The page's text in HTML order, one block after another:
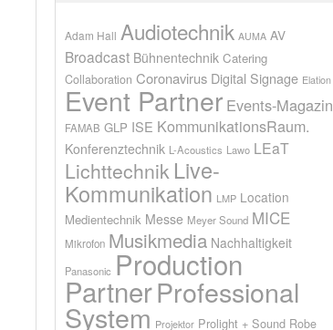
Adam Hall Audiotechnik AUMA AV
Broadcast Bühnentechnik Catering
Collaboration Coronavirus Digital Signage Elation
Event Partner Events-Magazin
FAMAB GLP ISE KommunikationsRaum.
Konferenztechnik L-Acoustics Lawo LEaT
Lichttechnik Live-
Kommunikation LMP Location
Medientechnik Messe Meyer Sound MICE
Mikrofon Musikmedia Nachhaltigkeit
Panasonic Production
PartnerProfessional
System Projektor Prolight + Sound Robe